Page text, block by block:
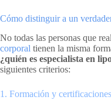
Cómo distinguir a un
No todas las personas que
corporal tienen la misma
¿quién es especialista en
siguientes criterios:
1. Formación y certificaciones